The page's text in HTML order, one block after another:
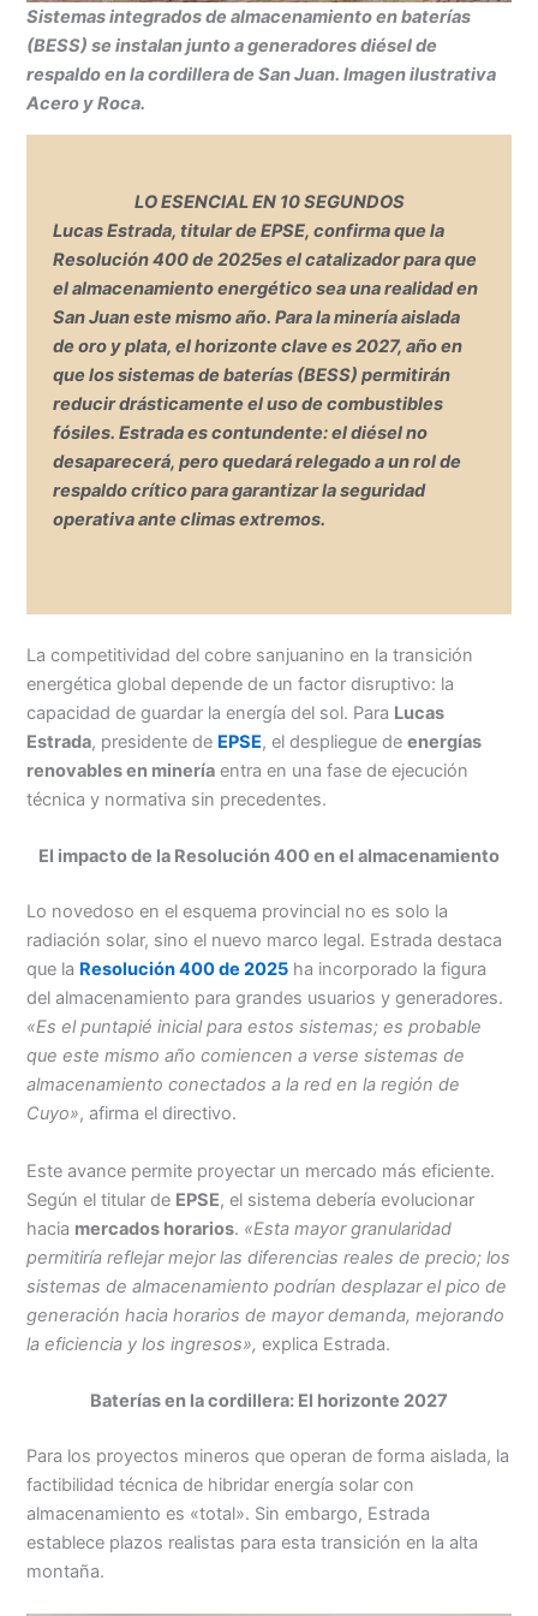
Sistemas integrados de almacenamiento en baterías
(BESS) se instalan junto a generadores diésel de
respaldo en la cordillera de San Juan. Imagen ilustrativa
Acero y Roca.
LO ESENCIAL EN 10 SEGUNDOS
Lucas Estrada, titular deEPSE, confirma que la
Resolución 400 de 2025es el catalizador para que
el almacenamiento energético sea una realidad en
San Juan este mismo año.Para la minería aislada
de oro y plata, el horizonte clave es2027, año en
que los sistemas de baterías (BESS) permitirán
reducir drásticamente el uso de combustibles
fósiles.Estrada es contundente: el diésel no
desaparecerá, pero quedará relegado a un rol de
respaldo crítico para garantizar la seguridad
operativa ante climas extremos.
La competitividad del cobre sanjuanino en la transición
energética global depende de un factor disruptivo: la
capacidad de guardar la energía del sol. Para Lucas
Estrada, presidente de EPSE, el despliegue deenergías
renovables en minería entra en una fase de ejecución
técnica y normativa sin precedentes.
El impacto de la Resolución 400 en el almacenamiento
Lo novedoso en el esquema provincial no es solo la
radiación solar, sino el nuevo marco legal. Estrada destaca
que la Resolución 400 de 2025 ha incorporado la figura
del almacenamiento para grandes usuarios y generadores.
«Es el puntapié inicial para estos sistemas; es probable
que este mismo año comiencen a verse sistemas de
almacenamiento conectados a la red en la región de
Cuyo», afirma el directivo.
Este avance permite proyectar un mercado más eficiente.
Según el titular de EPSE, el sistema debería evolucionar
hacia mercados horarios. «Esta mayor granularidad
permitiría reflejar mejor las diferencias reales de precio; los
sistemas de almacenamiento podrían desplazar el pico de
generación hacia horarios de mayor demanda, mejorando
la eficiencia y los ingresos», explica Estrada.
Baterías en la cordillera: El horizonte 2027
Para los proyectos mineros que operan de forma aislada, la
factibilidad técnica de hibridar energía solar con
almacenamiento es «total». Sin embargo, Estrada
establece plazos realistas para esta transición en la alta
montaña.